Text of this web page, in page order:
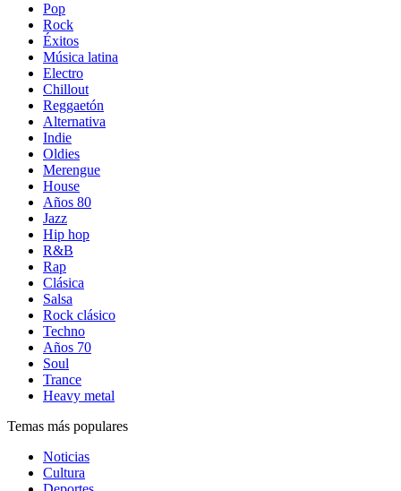
Pop
Rock
Éxitos
Música latina
Electro
Chillout
Reggaetón
Alternativa
Indie
Oldies
Merengue
House
Años 80
Jazz
Hip hop
R&B
Rap
Clásica
Salsa
Rock clásico
Techno
Años 70
Soul
Trance
Heavy metal
Temas más populares
Noticias
Cultura